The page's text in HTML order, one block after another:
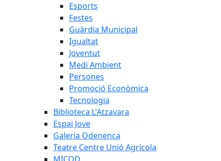
Esports
Festes
Guàrdia Municipal
Igualtat
Joventut
Medi Ambient
Persones
Promoció Econòmica
Tecnologia
Biblioteca L'Atzavara
Espai Jove
Galeria Odenenca
Teatre Centre Unió Agrícola